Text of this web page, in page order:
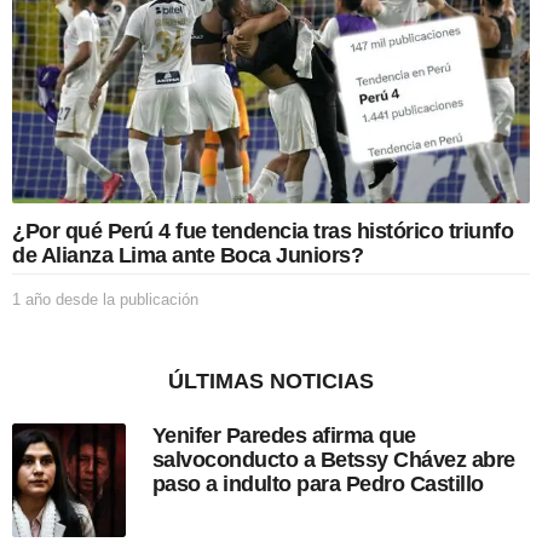
s
d
e
l
a
p
u
b
l
i
c
¿Por qué Perú 4 fue tendencia tras histórico triunfo
de Alianza Lima ante Boca Juniors?
1 año desde la publicación
d
s
d
e
ÚLTIMAS NOTICIAS
Yenifer Paredes afirma que
salvoconducto a Betssy Chávez abre
paso a indulto para Pedro Castillo